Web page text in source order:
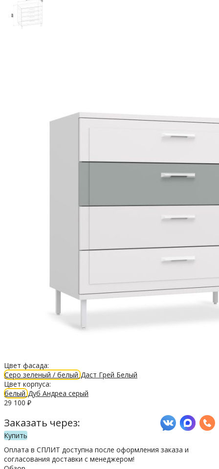
Цвет фасада:
Серо зеленый / белыйДаст Грей Белый
Цвет корпуса:
белыйДуб Андреа серый
29 100 ₽
Заказать через:
Купить
Оплата в СПЛИТ доступна после оформления заказа и
согласования доставки с менеджером!